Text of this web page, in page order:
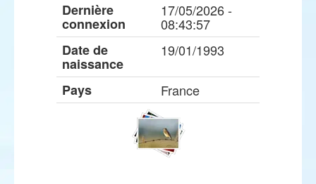
Dernière
connexion
17/05/2026 -
08:43:57
Date de
naissance
19/01/1993
Pays France